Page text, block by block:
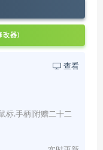
改器)
查看
标.手柄|附赠二十二